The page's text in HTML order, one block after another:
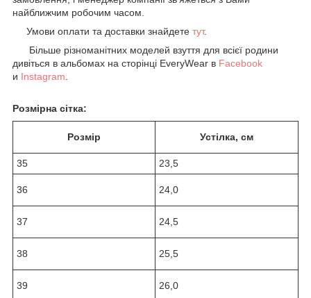
найближчим робочим часом.
Умови оплати та доставки знайдете тут.
Більше різноманітних моделей взуття для всієї родини
дивіться в альбомах на сторінці EveryWear в Facebook
и Instagram.
Розмірна сітка:
Розмір Устілка, см
35 23,5
36 24,0
37 24,5
38 25,5
39 26,0